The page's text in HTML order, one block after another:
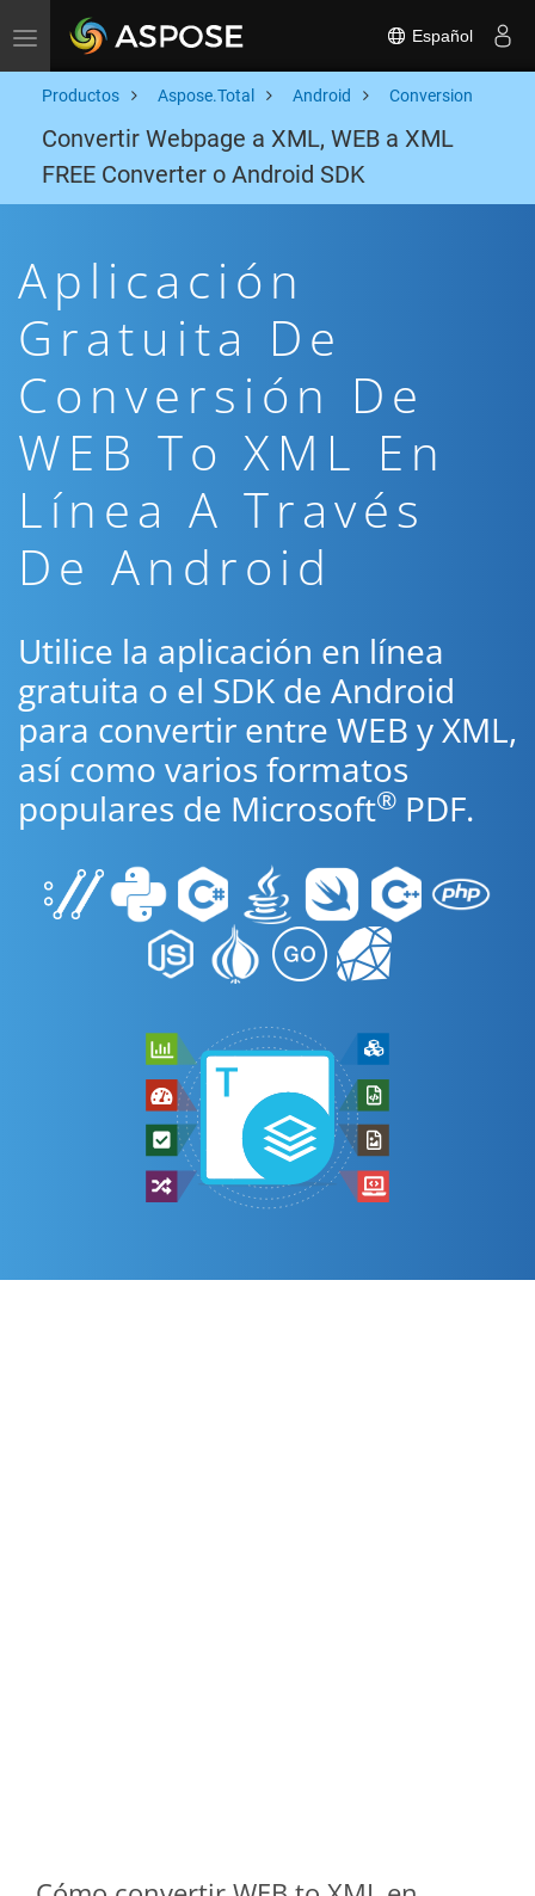
Toggle navigation Español
Productos Aspose.Total Android Conversion
Convertir Webpage a XML, WEB a XML
FREE Converter o Android SDK
Aplicación
Gratuita De
Conversión De
WEB To XML En
Línea A Través
De Android
Utilice la aplicación en línea
gratuita o el SDK de Android
para convertir entre WEB y XML,
así como varios formatos
populares de Microsoft® PDF.